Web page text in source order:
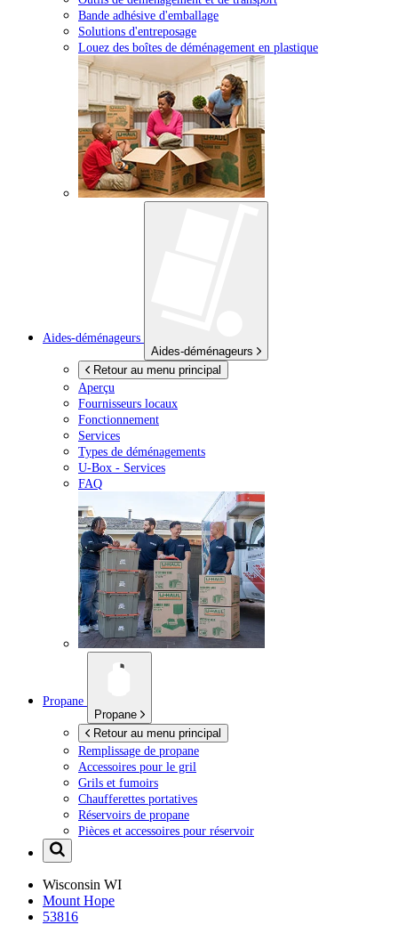
Bande adhésive d'emballage
Solutions d'entreposage
Louez des boîtes de déménagement en plastique
Aides-déménageurs
Aides-déménageurs
Retour au menu principal
Aperçu
Fournisseurs locaux
Fonctionnement
Services
Types de déménagements
U-Box - Services
FAQ
Propane
Propane
Retour au menu principal
Remplissage de propane
Accessoires pour le gril
Grils et fumoirs
Chaufferettes portatives
Réservoirs de propane
Pièces et accessoires pour réservoir
Wisconsin WI
Mount Hope
53816